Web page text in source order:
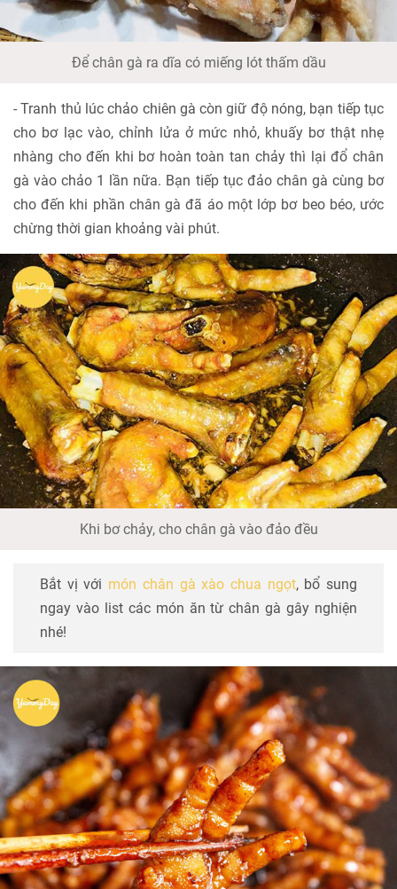
Để chân gà ra dĩa có miếng lót thấm dầu
- Tranh thủ lúc chảo chiên gà còn giữ độ nóng, bạn tiếp tục
cho bơ lạc vào, chỉnh lửa ở mức nhỏ, khuấy bơ thật nhẹ
nhàng cho đến khi bơ hoàn toàn tan chảy thì lại đổ chân
gà vào chảo 1 lần nữa. Bạn tiếp tục đảo chân gà cùng bơ
cho đến khi phần chân gà đã áo một lớp bơ beo béo, ước
chừng thời gian khoảng vài phút.
Khi bơ chảy, cho chân gà vào đảo đều
Bắt vị với món chân gà xào chua ngọt, bổ sung
ngay vào list các món ăn từ chân gà gây nghiện
nhé!